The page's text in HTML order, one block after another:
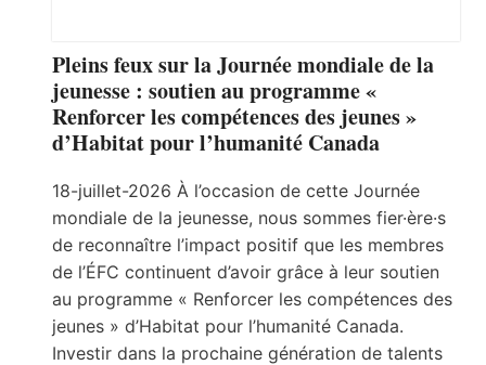
Pleins feux sur la Journée mondiale de la
jeunesse : soutien au programme «
Renforcer les compétences des jeunes »
d’Habitat pour l’humanité Canada
18-juillet-2026 À l’occasion de cette Journée
mondiale de la jeunesse, nous sommes fier·ère·s
de reconnaître l’impact positif que les membres
de l’ÉFC continuent d’avoir grâce à leur soutien
au programme « Renforcer les compétences des
jeunes » d’Habitat pour l’humanité Canada.
Investir dans la prochaine génération de talents